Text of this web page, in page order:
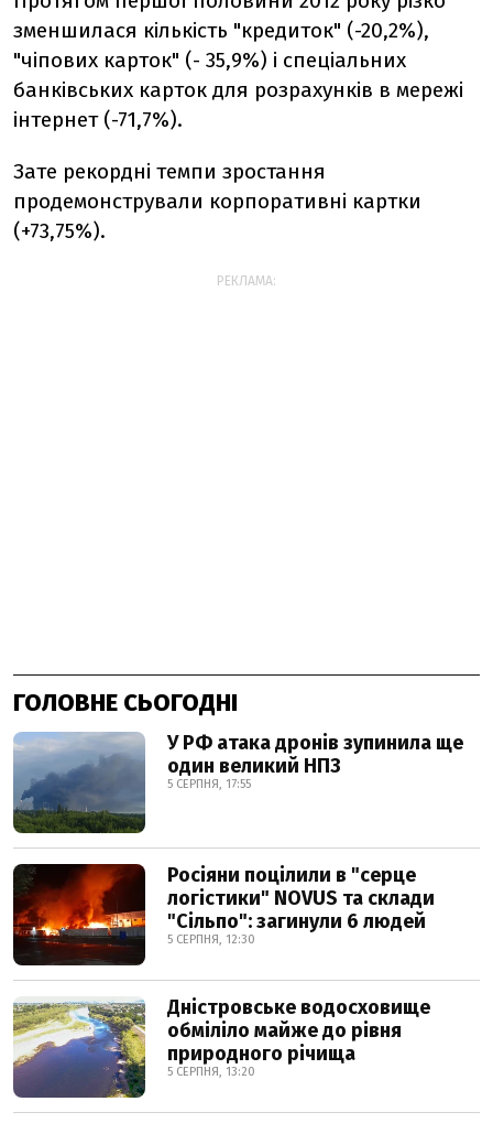
зменшилася кількість "кредиток" (-20,2%),
"чіпових карток" (- 35,9%) і спеціальних
банківських карток для розрахунків в мережі
інтернет (-71,7%).
Зате рекордні темпи зростання
продемонстрували корпоративні картки
(+73,75%).
РЕКЛАМА:
ГОЛОВНЕ СЬОГОДНІ
У РФ атака дронів зупинила ще
один великий НПЗ
5 СЕРПНЯ, 17:55
Росіяни поцілили в "серце
логістики" NOVUS та склади
"Сільпо": загинули 6 людей
5 СЕРПНЯ, 12:30
Дністровське водосховище
обміліло майже до рівня
природного річища
5 СЕРПНЯ, 13:20